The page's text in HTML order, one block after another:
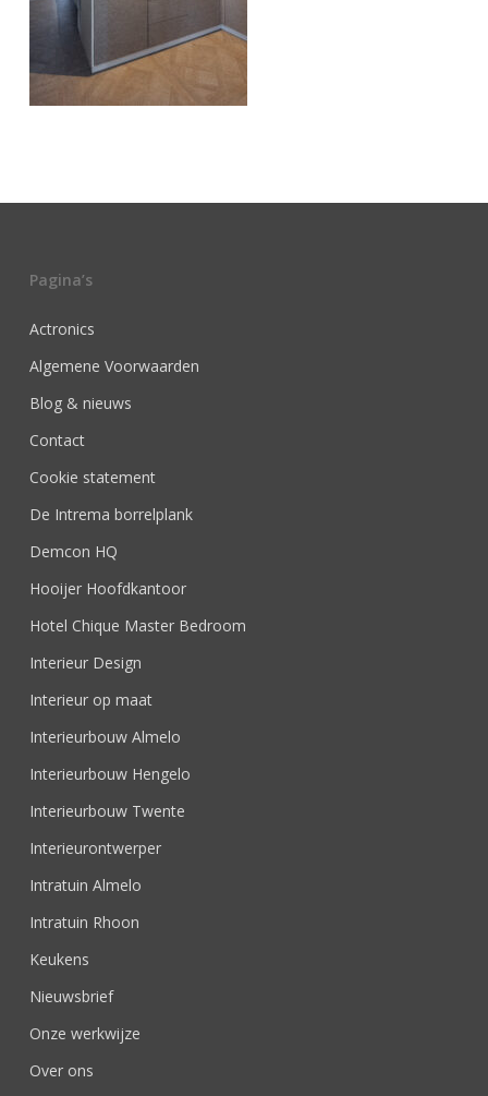
Pagina’s
Actronics
Algemene Voorwaarden
Blog & nieuws
Contact
Cookie statement
De Intrema borrelplank
Demcon HQ
Hooijer Hoofdkantoor
Hotel Chique Master Bedroom
Interieur Design
Interieur op maat
Interieurbouw Almelo
Interieurbouw Hengelo
Interieurbouw Twente
Interieurontwerper
Intratuin Almelo
Intratuin Rhoon
Keukens
Nieuwsbrief
Onze werkwijze
Over ons